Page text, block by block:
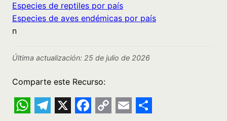
Especies de reptiles por país
Especies de aves endémicas por país
n
Última actualización: 25 de julio de 2026
Comparte este Recurso: